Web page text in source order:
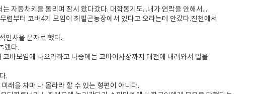
자동차키을 돌리며 잠시 왔다갔다. 대학동기도...내가 연락을 안해서...
렵부터 코바4기 모임이 최필곤농장에서 있다고 오라는데 안갔다.진천에서
인사을 문자로 했다.
랬다.
바모임에 나오라하고 나중에는 코바이사장까지 대전에 내려와서 일을
.
래을 차마 나 몰라라 할 수 있는 형편이 아니다.